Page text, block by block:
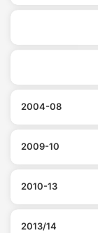
2004-08
2009-10
2010-13
2013/14